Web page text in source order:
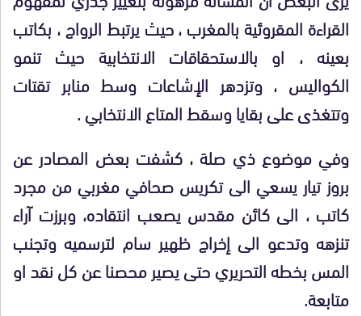
القراءة المقروئية بالمغرب ، حيث يرتبط الرواج ، بكاتب
بعينه ، او بالاستحقاقات الانتخابية حيث تنمو
الكواليس ، وتزدهر الإشاعات وسط منابر تقتات
وتتغذى على بقايا وسقط المتاع الانتخابي .
وفي موضوع ذي صلة ، كشفت بعض المصادر عن
بروز تيار يسعي الى تكريس صحافي مغربي من مجرد
كاتب ، الى كائن مقدس يصعب انتقاده، وبرزت آراء
تنزهه وتدعو الى إخراج ظهير سام لترسميه وتجنب
المس بخطه التحريري حتى يصير محصنا عن كل نقد او
متابعة.